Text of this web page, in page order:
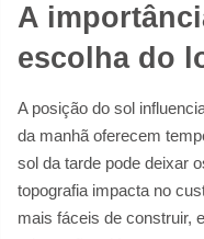
A
escolha do
A posição do sol
da manhã oferecem
sol da tarde pode deixar
topografia impacta no
mais fáceis de construir,